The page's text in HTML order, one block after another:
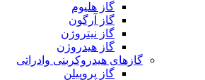
گاز هلیوم
گاز آرگون
گاز نیتروژن
گاز هیدروژن
گازهای هیدروکربنی وادراتی
گاز پروپیلن